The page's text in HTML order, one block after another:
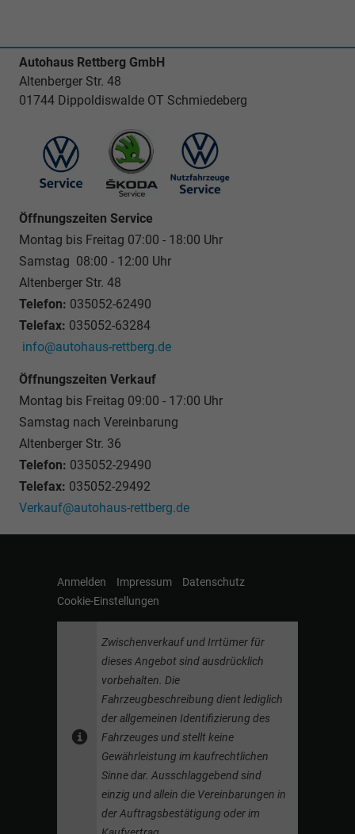
Autohaus Rettberg GmbH
Altenberger Str. 48
01744 Dippoldiswalde OT Schmiedeberg
Öffnungszeiten Service
Montag bis Freitag 07:00 - 18:00 Uhr
Samstag 08:00 - 12:00 Uhr
Altenberger Str. 48
Telefon: 035052-62490
Telefax: 035052-63284
info@autohaus-rettberg.de
Öffnungszeiten Verkauf
Montag bis Freitag 09:00 - 17:00 Uhr
Samstag nach Vereinbarung
Altenberger Str. 36
Telefon: 035052-29490
Telefax: 035052-29492
Verkauf@autohaus-rettberg.de
Anmelden Impressum
Datenschutz
Cookie-Einstellungen
Zwischenverkauf und Irrtümer für
dieses Angebot sind ausdrücklich
vorbehalten. Die
Fahrzeugbeschreibung dient lediglich
der allgemeinen Identifizierung des
Fahrzeuges und stellt keine
Gewährleistung im kaufrechtlichen
Sinne dar. Ausschlaggebend sind
einzig und allein die Vereinbarungen in
der Auftragsbestätigung oder im